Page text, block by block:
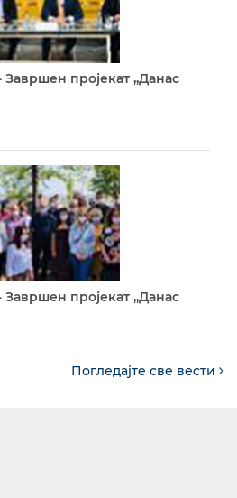
пројекат „Данас
пројекат „Данас
Погледајте све вести